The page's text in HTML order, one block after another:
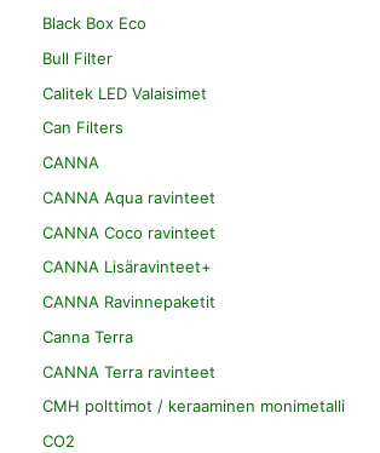
Black Box Eco
Bull Filter
Calitek LED Valaisimet
Can Filters
CANNA
CANNA Aqua ravinteet
CANNA Coco ravinteet
CANNA Lisäravinteet+
CANNA Ravinnepaketit
Canna Terra
CANNA Terra ravinteet
CMH polttimot / keraaminen monimetalli
CO2